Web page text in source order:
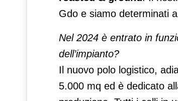
Gdo e siamo determinati
Nel 2024 è entrato in
dell’impianto?
Il nuovo polo logistico,
5.000 mq ed è dedicato